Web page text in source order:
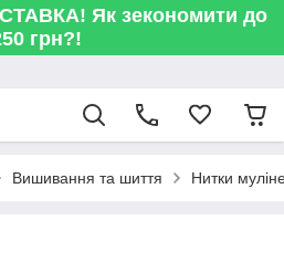
Як зекономити до
грн?!
Вишивання та шиття Нитки